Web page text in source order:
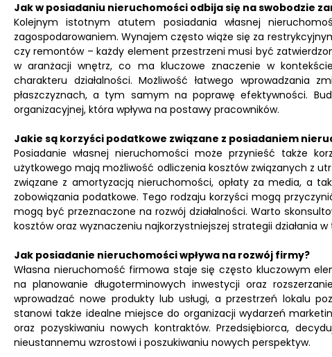
Jak w posiadaniu nieruchomości odbija się na swobodzie
Kolejnym istotnym atutem posiadania własnej
zagospodarowaniem. Wynajem często wiąże się za
czy remontów – każdy element przestrzeni musi być
w aranżacji wnętrz, co ma kluczowe znaczenie w
charakteru działalności. Możliwość łatwego wprowadzania
płaszczyznach, a tym samym na poprawę efektywności.
organizacyjnej, która wpływa na postawy pracowników.
Jakie są korzyści podatkowe związane z posiadaniem
Posiadanie własnej nieruchomości może przynieść także
użytkowego mają możliwość odliczenia kosztów związanych z
związane z amortyzacją nieruchomości, opłaty za media, a
zobowiązania podatkowe. Tego rodzaju korzyści mogą
mogą być przeznaczone na rozwój działalności. Warto
kosztów oraz wyznaczeniu najkorzystniejszej strategii działania w
Jak posiadanie nieruchomości wpływa na rozwój firmy?
Własna nieruchomość firmowa staje się często kluczowym
na planowanie długoterminowych inwestycji oraz
wprowadzać nowe produkty lub usługi, a przestrzeń lokalu
stanowi także idealne miejsce do organizacji wydarzeń
oraz pozyskiwaniu nowych kontraktów. Przedsiębiorca,
nieustannemu wzrostowi i poszukiwaniu nowych perspektyw.